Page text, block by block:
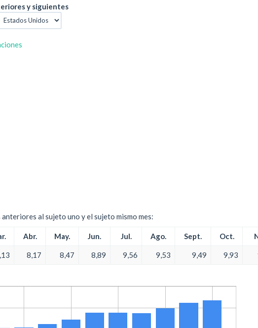
y siguientes
al sujeto uno y el sujeto mismo mes:
Abr. May. Jun. Jul. Ago. Sept. Oct.
8,17 8,47 8,89 9,56 9,53 9,49 9,93